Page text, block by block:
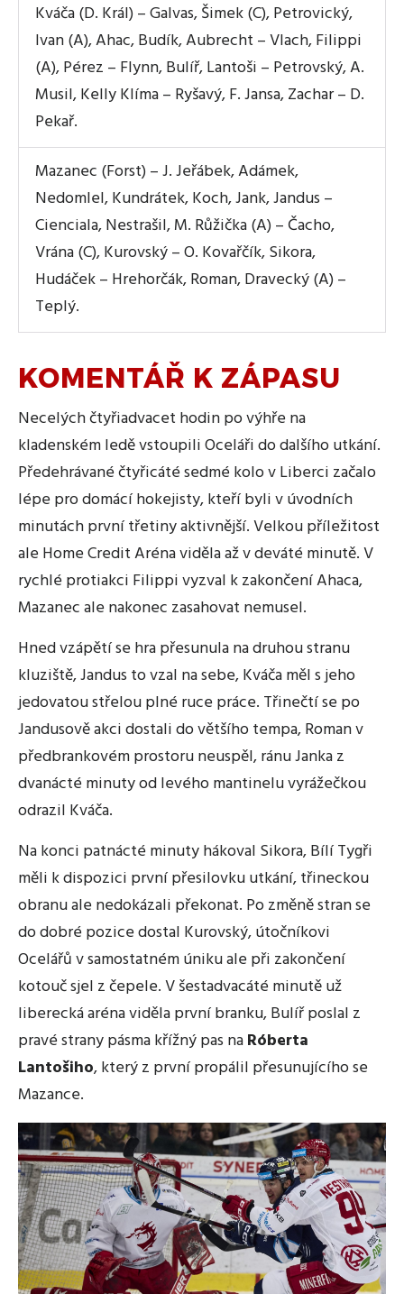
Kváča (D. Král) – Galvas, Šimek (C), Petrovický,
Ivan (A), Ahac, Budík, Aubrecht – Vlach, Filippi
(A), Pérez – Flynn, Bulíř, Lantoši – Petrovský, A.
Musil, Kelly Klíma – Ryšavý, F. Jansa, Zachar – D.
Pekař.
Mazanec (Forst) – J. Jeřábek, Adámek,
Nedomlel, Kundrátek, Koch, Jank, Jandus –
Cienciala, Nestrašil, M. Růžička (A) – Čacho,
Vrána (C), Kurovský – O. Kovařčík, Sikora,
Hudáček – Hrehorčák, Roman, Dravecký (A) –
Teplý.
KOMENTÁŘ K ZÁPASU
Necelých čtyřiadvacet hodin po výhře na
kladenském ledě vstoupili Oceláři do dalšího utkání.
Předehrávané čtyřicáté sedmé kolo v Liberci začalo
lépe pro domácí hokejisty, kteří byli v úvodních
minutách první třetiny aktivnější. Velkou příležitost
ale Home Credit Aréna viděla až v deváté minutě. V
rychlé protiakci Filippi vyzval k zakončení Ahaca,
Mazanec ale nakonec zasahovat nemusel.
Hned vzápětí se hra přesunula na druhou stranu
kluziště, Jandus to vzal na sebe, Kváča měl s jeho
jedovatou střelou plné ruce práce. Třinečtí se po
Jandusově akci dostali do většího tempa, Roman v
předbrankovém prostoru neuspěl, ránu Janka z
dvanácté minuty od levého mantinelu vyrážečkou
odrazil Kváča.
Na konci patnácté minuty hákoval Sikora, Bílí Tygři
měli k dispozici první přesilovku utkání, třineckou
obranu ale nedokázali překonat. Po změně stran se
do dobré pozice dostal Kurovský, útočníkovi
Ocelářů v samostatném úniku ale při zakončení
kotouč sjel z čepele. V šestadvacáté minutě už
liberecká aréna viděla první branku, Bulíř poslal z
pravé strany pásma křížný pas naRóberta
Lantošiho, který z první propálil přesunujícího se
Mazance.